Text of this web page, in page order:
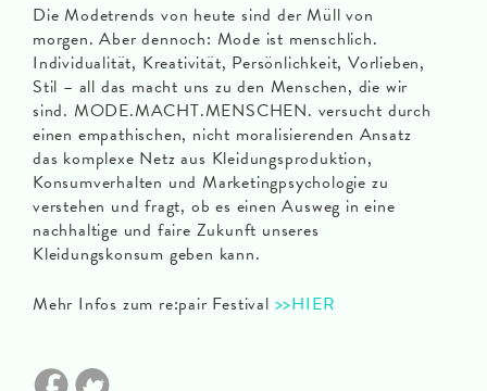
Die Modetrends von heute sind der Müll von
morgen. Aber dennoch: Mode ist menschlich.
Individualität, Kreativität, Persönlichkeit, Vorlieben,
Stil – all das macht uns zu den Menschen, die wir
sind. MODE.MACHT.MENSCHEN. versucht durch
einen empathischen, nicht moralisierenden Ansatz
das komplexe Netz aus Kleidungsproduktion,
Konsumverhalten und Marketingpsychologie zu
verstehen und fragt, ob es einen Ausweg in eine
nachhaltige und faire Zukunft unseres
Kleidungskonsum geben kann.
Mehr Infos zum re:pair Festival >>HIER